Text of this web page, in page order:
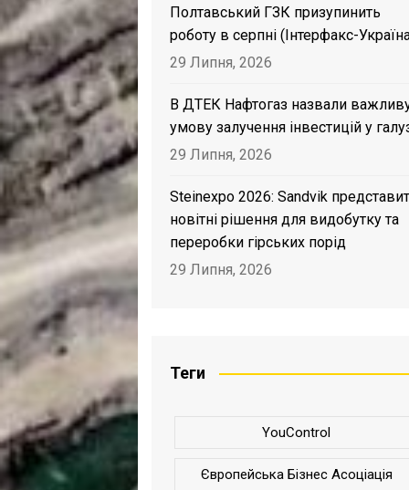
Полтавський ГЗК призупинить
роботу в серпні (Інтерфакс-
29 Липня, 2026
В ДТЕК Нафтогаз назвали
умову залучення інвестицій у
29 Липня, 2026
Steinexpo 2026: Sandvik
новітні рішення для видобутку та
переробки гірських порід
29 Липня, 2026
Теги
YouControl
Європейська Бізнес Асоціація